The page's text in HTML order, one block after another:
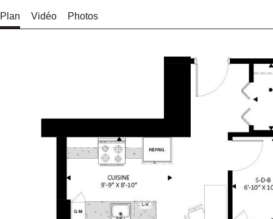
Plan Vidéo Photos